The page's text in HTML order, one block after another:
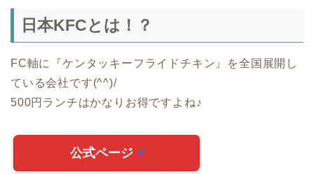
日本KFCとは！？
FC軸に『ケンタッキーフライドチキン』を全国展開し
ている会社です(^^)/
500円ランチはかなりお得ですよね♪
公式ページ